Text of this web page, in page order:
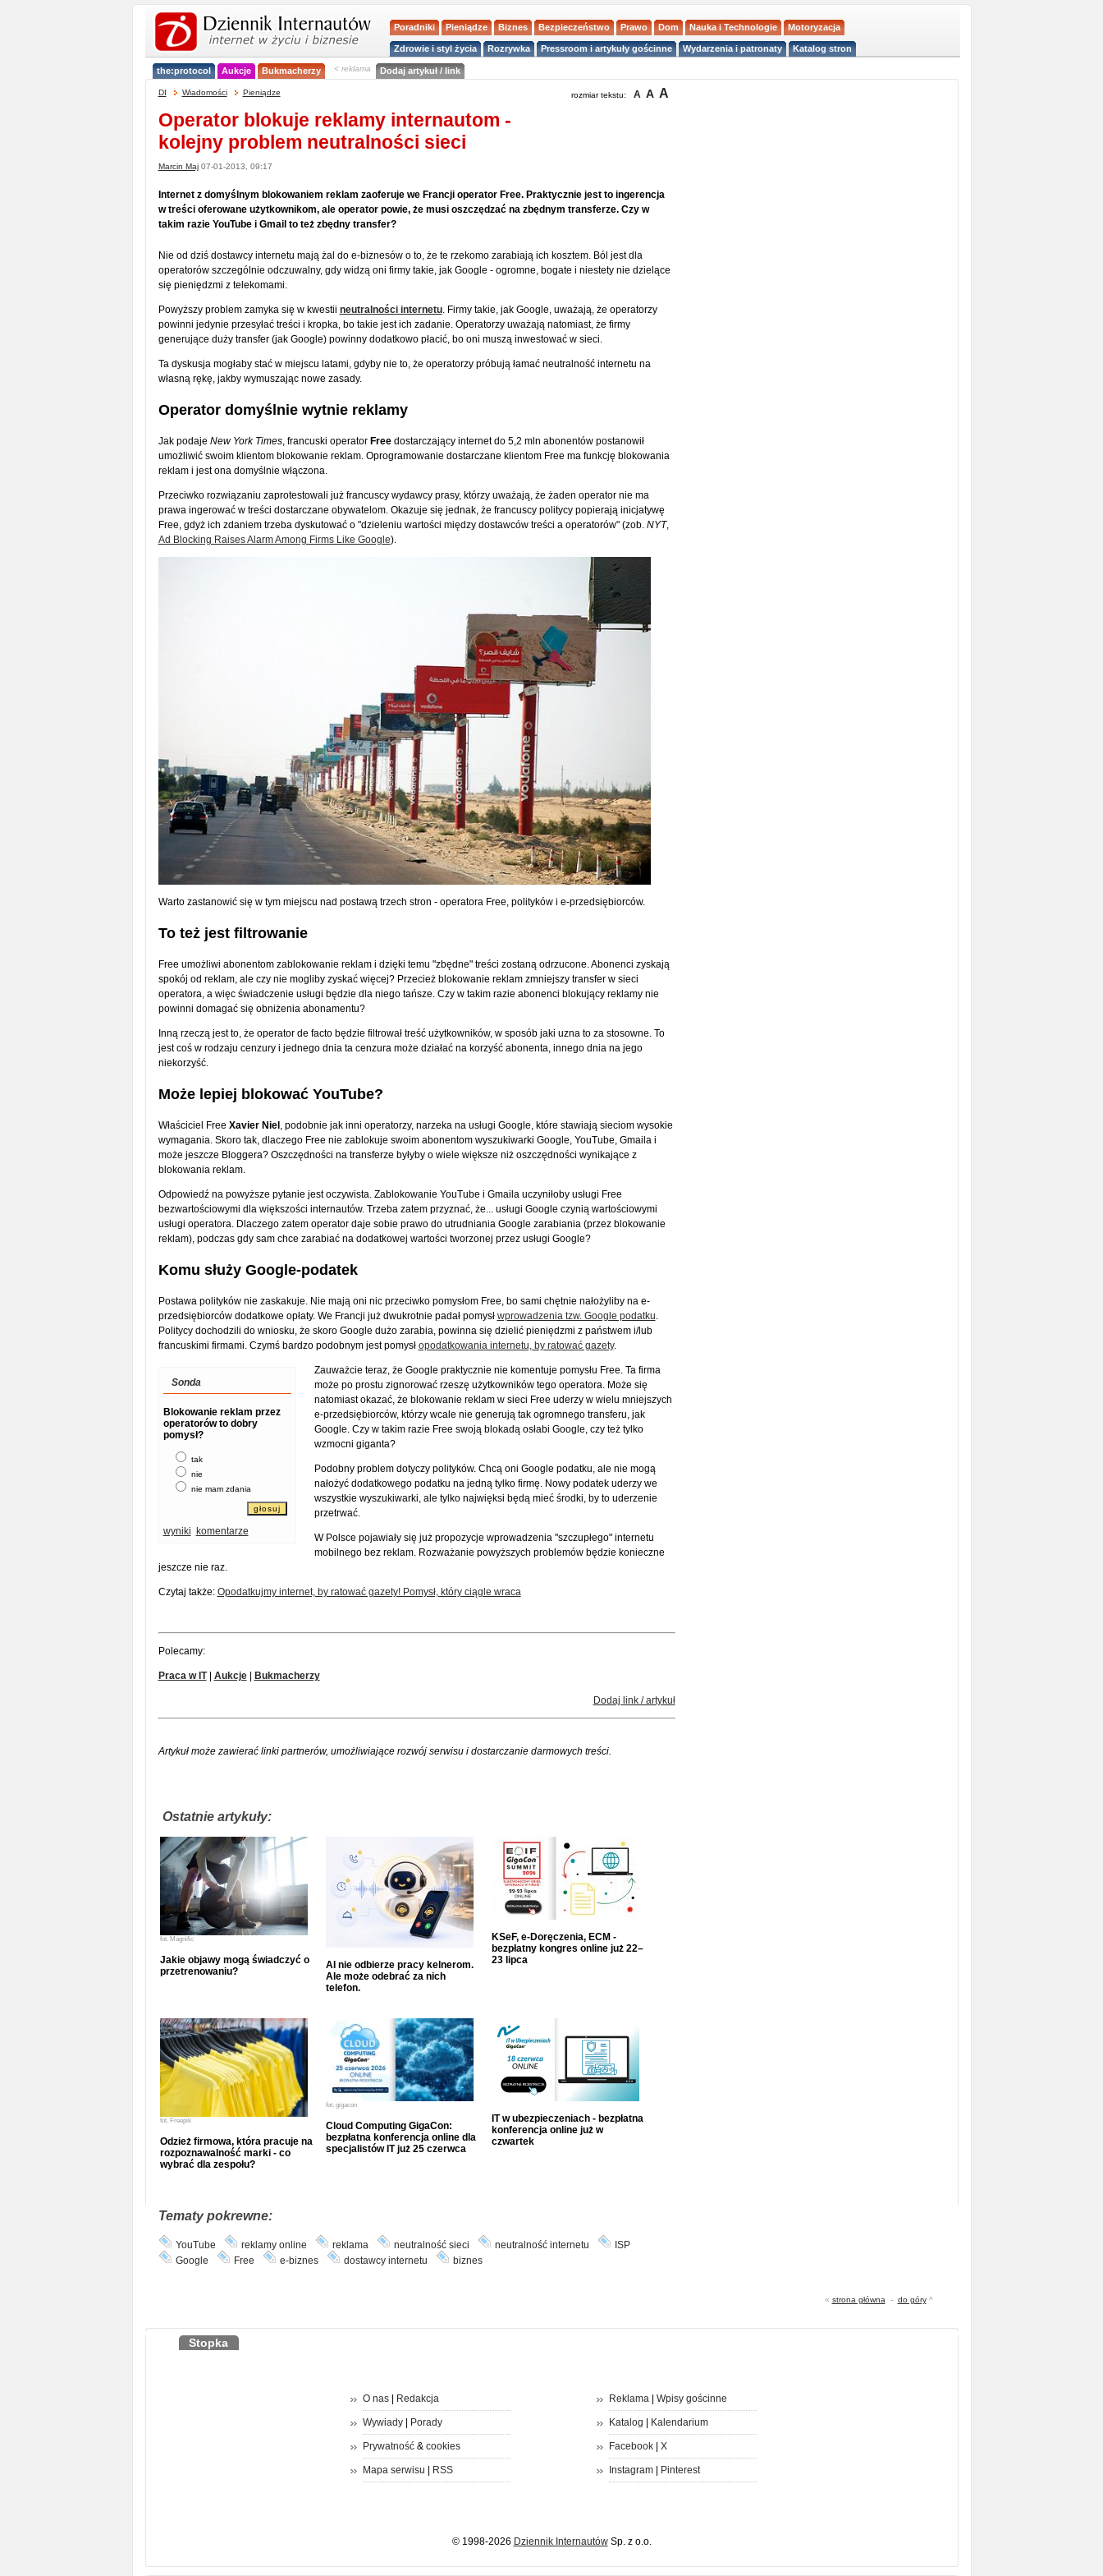
Poradniki Pieniądze Biznes Bezpieczeństwo Prawo Dom Nauka i Technologie Motoryzacja
Zdrowie i styl życia Rozrywka Pressroom i artykuły gościnne Wydarzenia i patronaty Katalog stron
the:protocol Aukcje Bukmacherzy < reklama Dodaj artykuł / link
DI Wiadomości Pieniądze rozmiar tekstu: A A A
Operator blokuje reklamy internautom -
kolejny problem neutralności sieci
Marcin Maj07-01-2013, 09:17
Internet z domyślnym blokowaniem reklam zaoferuje we Francji operator Free. Praktycznie jest to ingerencja
w treści oferowane użytkownikom, ale operator powie, że musi oszczędzać na zbędnym transferze. Czy w
takim razie YouTube i Gmail to też zbędny transfer?
Nie od dziś dostawcy internetu mają żal do e-biznesów o to, że te rzekomo zarabiają ich kosztem. Ból jest dla
operatorów szczególnie odczuwalny, gdy widzą oni firmy takie, jak Google - ogromne, bogate i niestety nie dzielące
się pieniędzmi z telekomami.
Powyższy problem zamyka się w kwestii neutralności internetu. Firmy takie, jak Google, uważają, że operatorzy
powinni jedynie przesyłać treści i kropka, bo takie jest ich zadanie. Operatorzy uważają natomiast, że firmy
generujące duży transfer (jak Google) powinny dodatkowo płacić, bo oni muszą inwestować w sieci.
Ta dyskusja mogłaby stać w miejscu latami, gdyby nie to, że operatorzy próbują łamać neutralność internetu na
własną rękę, jakby wymuszając nowe zasady.
Operator domyślnie wytnie reklamy
Jak podaje New York Times, francuski operator Freedostarczający internet do 5,2 mln abonentów postanowił
umożliwić swoim klientom blokowanie reklam. Oprogramowanie dostarczane klientom Free ma funkcję blokowania
reklam i jest ona domyślnie włączona.
Przeciwko rozwiązaniu zaprotestowali już francuscy wydawcy prasy, którzy uważają, że żaden operator nie ma
prawa ingerować w treści dostarczane obywatelom. Okazuje się jednak, że francuscy politycy popierają inicjatywę
Free, gdyż ich zdaniem trzeba dyskutować o "dzieleniu wartości między dostawców treści a operatorów" (zob. NYT,
Ad Blocking Raises Alarm Among Firms Like Google).
Warto zastanowić się w tym miejscu nad postawą trzech stron - operatora Free, polityków i e-przedsiębiorców.
To też jest filtrowanie
Free umożliwi abonentom zablokowanie reklam i dzięki temu "zbędne" treści zostaną odrzucone. Abonenci zyskają
spokój od reklam, ale czy nie mogliby zyskać więcej? Przecież blokowanie reklam zmniejszy transfer w sieci
operatora, a więc świadczenie usługi będzie dla niego tańsze. Czy w takim razie abonenci blokujący reklamy nie
powinni domagać się obniżenia abonamentu?
Inną rzeczą jest to, że operator de facto będzie filtrował treść użytkowników, w sposób jaki uzna to za stosowne. To
jest coś w rodzaju cenzury i jednego dnia ta cenzura może działać na korzyść abonenta, innego dnia na jego
niekorzyść.
Może lepiej blokować YouTube?
Właściciel Free Xavier Niel , podobnie jak inni operatorzy, narzeka na usługi Google, które stawiają sieciom wysokie
wymagania. Skoro tak, dlaczego Free nie zablokuje swoim abonentom wyszukiwarki Google, YouTube, Gmaila i
może jeszcze Bloggera? Oszczędności na transferze byłyby o wiele większe niż oszczędności wynikające z
blokowania reklam.
Odpowiedź na powyższe pytanie jest oczywista. Zablokowanie YouTube i Gmaila uczyniłoby usługi Free
bezwartościowymi dla większości internautów. Trzeba zatem przyznać, że... usługi Google czynią wartościowymi
usługi operatora. Dlaczego zatem operator daje sobie prawo do utrudniania Google zarabiania (przez blokowanie
reklam), podczas gdy sam chce zarabiać na dodatkowej wartości tworzonej przez usługi Google?
Komu służy Google-podatek
Postawa polityków nie zaskakuje. Nie mają oni nic przeciwko pomysłom Free, bo sami chętnie nałożyliby na e-
przedsiębiorców dodatkowe opłaty. We Francji już dwukrotnie padał pomysł wprowadzenia tzw. Google podatku.
Politycy dochodzili do wniosku, że skoro Google dużo zarabia, powinna się dzielić pieniędzmi z państwem i/lub
francuskimi firmami. Czymś bardzo podobnym jest pomysł opodatkowania internetu, by ratować gazety.
Sonda
Blokowanie reklam przez
operatorów to dobry
pomysł?
tak
nie
nie mam zdania
wyniki komentarze
Zauważcie teraz, że Google praktycznie nie komentuje pomysłu Free. Ta firma
może po prostu zignorować rzeszę użytkowników tego operatora. Może się
natomiast okazać, że blokowanie reklam w sieci Free uderzy w wielu mniejszych
e-przedsiębiorców, którzy wcale nie generują tak ogromnego transferu, jak
Google. Czy w takim razie Free swoją blokadą osłabi Google, czy też tylko
wzmocni giganta?
Podobny problem dotyczy polityków. Chcą oni Google podatku, ale nie mogą
nałożyć dodatkowego podatku na jedną tylko firmę. Nowy podatek uderzy we
wszystkie wyszukiwarki, ale tylko najwięksi będą mieć środki, by to uderzenie
przetrwać.
W Polsce pojawiały się już propozycje wprowadzenia "szczupłego" internetu
mobilnego bez reklam. Rozważanie powyższych problemów będzie konieczne
jeszcze nie raz.
Czytaj także: Opodatkujmy internet, by ratować gazety! Pomysł, który ciągle wraca
Polecamy:
Praca w IT| Aukcje| Bukmacherzy
Dodaj link / artykuł
Artykuł może zawierać linki partnerów, umożliwiające rozwój serwisu i dostarczanie darmowych treści.
Ostatnie artykuły:
fot. Magnific
Jakie objawy mogą świadczyć o
przetrenowaniu?
AI nie odbierze pracy kelnerom.
Ale może odebrać za nich
telefon.
KSeF, e-Doręczenia, ECM -
bezpłatny kongres online już 22–
23 lipca
fot. Freepik
Odzież firmowa, która pracuje na
rozpoznawalność marki - co
wybrać dla zespołu?
fot. gigacon
Cloud Computing GigaCon:
bezpłatna konferencja online dla
specjalistów IT już 25 czerwca
IT w ubezpieczeniach - bezpłatna
konferencja online już w
czwartek
Tematy pokrewne:
YouTube reklamy online reklama neutralność sieci neutralność internetu
ISP
Google
Free e-biznes dostawcy internetu biznes
« strona główna - do góry^
Stopka
O nas| Redakcja
Wywiady| Porady
Prywatność& cookies
Mapa serwisu RSS
Reklama| Wpisy gościnne
Katalog Kalendarium
Facebook| X
Instagram| Pinterest
© 1998-2026 Dziennik InternautówSp. z o.o.